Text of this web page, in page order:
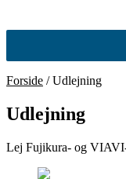
Forside /Udlejning
Udlejning
Lej Fujikura- og